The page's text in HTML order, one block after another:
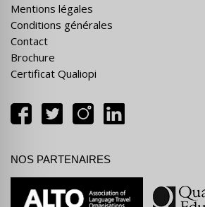
Mentions légales
Conditions générales
Contact
Brochure
Certificat Qualiopi
NOS PARTENAIRES